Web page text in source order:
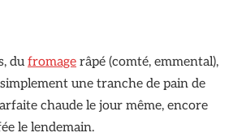
du fromage râpé (comté, emmental),
une tranche de pain de
chaude le jour même, encore
le lendemain.